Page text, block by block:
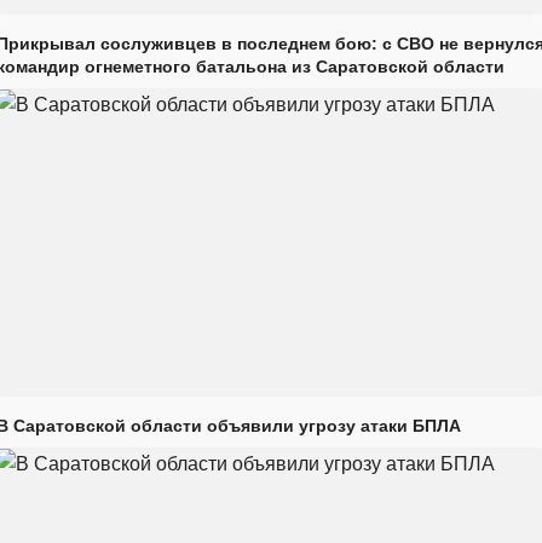
сослуживцев в последнем бою: с СВО не
огнеметного батальона из Саратовской области
Саратовской области объявили угрозу атаки БПЛА